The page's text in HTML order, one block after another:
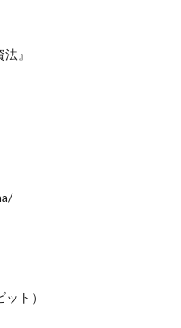
』
ト）